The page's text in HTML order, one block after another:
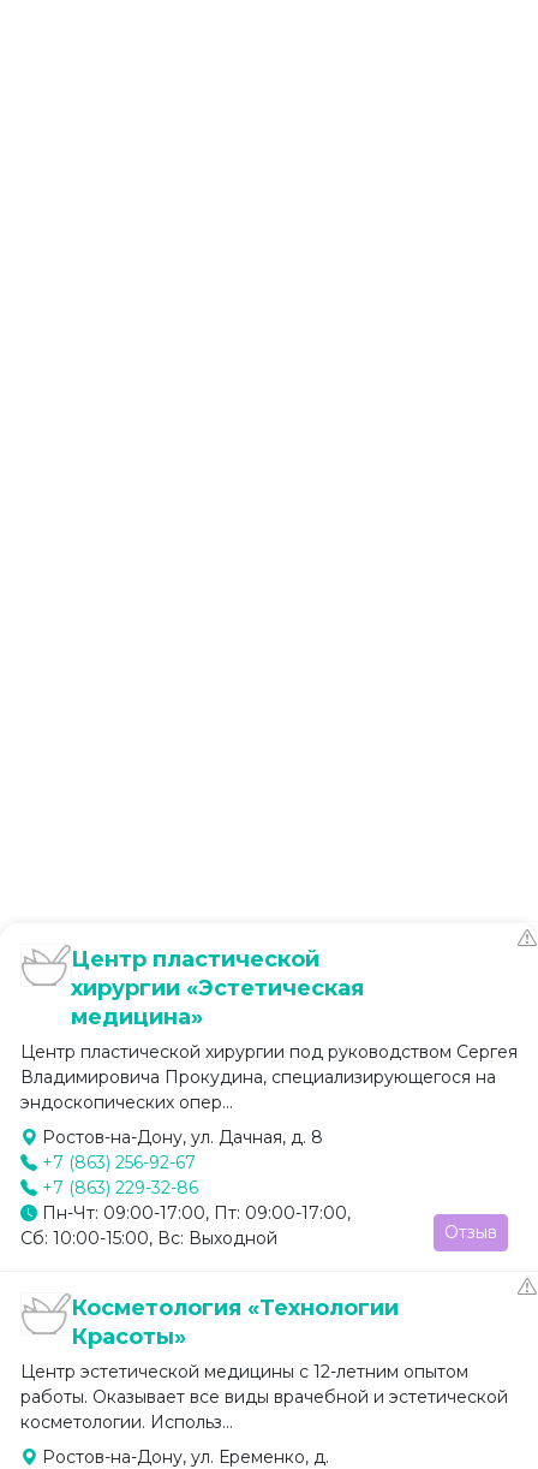
Центр пластической
хирургии «Эстетическая
медицина»
Центр пластической хирургии под руководством Сергея
Владимировича Прокудина, специализирующегося на
эндоскопических опер...
Ростов-на-Дону, ул. Дачная, д. 8
+7 (863) 256-92-67
+7 (863) 229-32-86
Пн-Чт: 09:00-17:00, Пт: 09:00-17:00,
Сб: 10:00-15:00, Вс: Выходной
Отзыв
Косметология «Технологии
Красоты»
Центр эстетической медицины с 12-летним опытом
работы. Оказывает все виды врачебной и эстетической
косметологии. Использ...
Ростов-на-Дону, ул. Еременко, д.